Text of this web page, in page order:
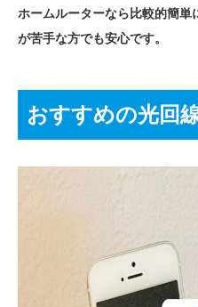
ホームルーターなら比較的簡単
が苦手な方でも安心です。
おすすめの光回